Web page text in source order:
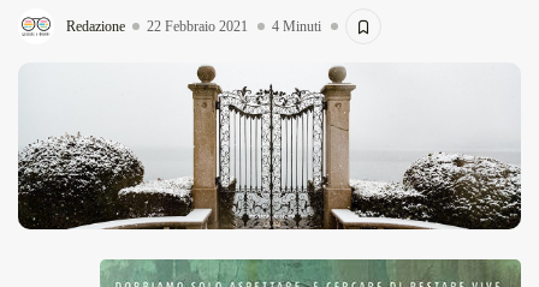
Redazione 22 Febbraio 2021 4 Minuti